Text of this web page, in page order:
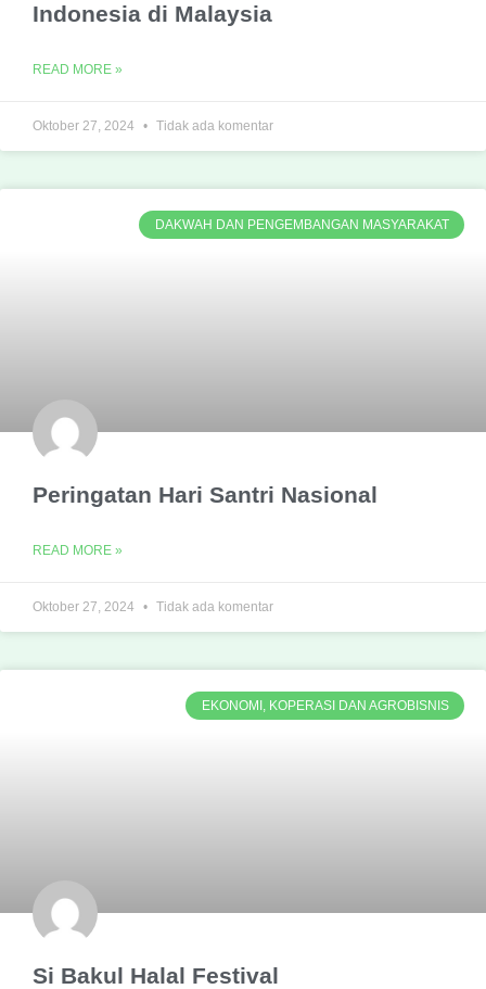
Indonesia di Malaysia
READ MORE »
Oktober 27, 2024 Tidak ada komentar
DAKWAH DAN PENGEMBANGAN MASYARAKAT
Peringatan Hari Santri Nasional
READ MORE »
Oktober 27, 2024 Tidak ada komentar
EKONOMI, KOPERASI DAN AGROBISNIS
Si Bakul Halal Festival